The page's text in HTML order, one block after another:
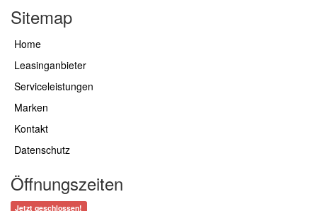
Sitemap
Home
Leasinganbieter
Serviceleistungen
Marken
Kontakt
Datenschutz
Öffnungszeiten
Jetzt geschlossen!